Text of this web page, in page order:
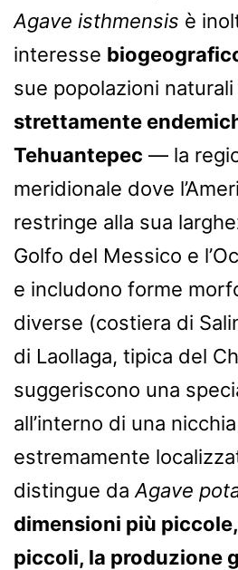
Agave isthmensis è
interesse
sue popolazioni
strettamente
Tehuantepec — la
meridionale dove
restringe alla sua
Golfo del Messico e
e includono forme
diverse (costiera di
di Laollaga, tipica del
suggeriscono una
all’interno di una
estremamente
distingue da Agave
dimensioni più
piccoli, la produzione